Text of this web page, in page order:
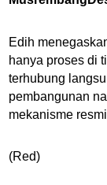
Edih
hanya proses di
terhubung
pembangunan
mekanisme
(Red)